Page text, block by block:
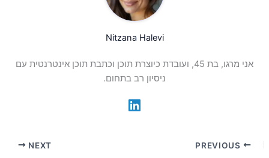
Nitzana Halevi
אני מרגו, בת 45, ועובדת כיוצרת תוכן וכתבת תוכן אינטרנטית עם
ניסיון רב בתחום.
NEXT